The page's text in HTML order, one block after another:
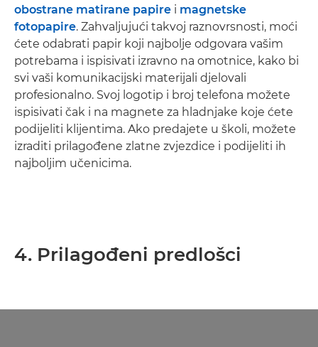
obostrane matirane papire i magnetske
fotopapire. Zahvaljujući takvoj raznovrsnosti, moći
ćete odabrati papir koji najbolje odgovara vašim
potrebama i ispisivati izravno na omotnice, kako bi
svi vaši komunikacijski materijali djelovali
profesionalno. Svoj logotip i broj telefona možete
ispisivati čak i na magnete za hladnjake koje ćete
podijeliti klijentima. Ako predajete u školi, možete
izraditi prilagođene zlatne zvjezdice i podijeliti ih
najboljim učenicima.
4. Prilagođeni predlošci